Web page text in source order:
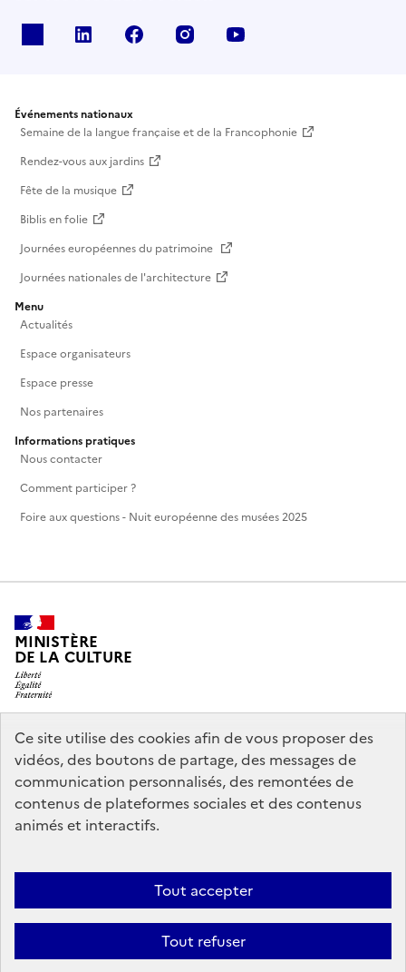
Ce site utilise des cookies afin de vous proposer des
vidéos, des boutons de partage, des messages de
communication personnalisés, des remontées de
contenus de plateformes sociales et des contenus
animés et interactifs.
Tout accepter
Tout refuser
Linkedin Facebook Instagram
Événements nationaux
Semaine de la langue française et de la Francophonie
Rendez-vous aux jardins
Fête de la musique
Biblis en folie
Journées européennes du patrimoine
Journées nationales de l'architecture
Menu
Actualités
Espace organisateurs
Espace presse
Nos partenaires
Informations pratiques
Nous contacter
Comment participer ?
Foire aux questions - Nuit européenne des musées 2025
MINISTÈRE
DE LA CULTURE
legifrance.gouv.fr
info.gouv.fr
service-public.gouv.fr
data.gouv.fr
Crédits Accessibilité : partiellement conforme
Mentions légales
Politique d’utilisation des témoins de connexion (cookies)
générale de protection des données